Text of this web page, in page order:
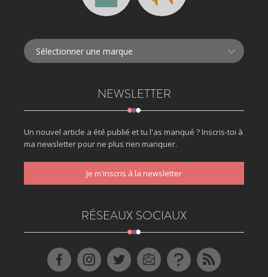
NEWSLETTER
Un nouvel article a été publié et tu l'as manqué ? Inscris-toi à
ma newsletter pour ne plus rien manquer.
Je m'inscris à la newsletter
RÉSEAUX SOCIAUX